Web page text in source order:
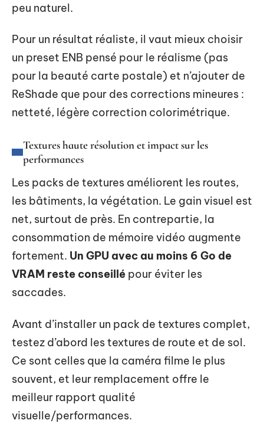
peu naturel.
Pour un résultat réaliste, il vaut mieux choisir
un preset ENB pensé pour le réalisme (pas
pour la beauté carte postale) et n’ajouter de
ReShade que pour des corrections mineures :
netteté, légère correction colorimétrique.
Textures haute résolution et impact sur les
performances
Les packs de textures améliorent les routes,
les bâtiments, la végétation. Le gain visuel est
net, surtout de près. En contrepartie, la
consommation de mémoire vidéo augmente
fortement. Un GPU avec au moins 6 Go de
VRAM reste conseillé pour éviter les
saccades.
Avant d’installer un pack de textures complet,
testez d’abord les textures de route et de sol.
Ce sont celles que la caméra filme le plus
souvent, et leur remplacement offre le
meilleur rapport qualité
visuelle/performances.